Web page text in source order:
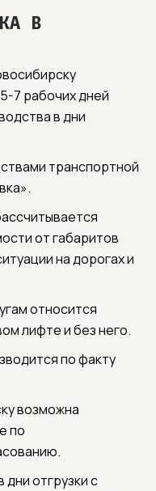
В
7 рабочих дней
в дни
транспортной
от габаритов
на дорогах и
относится
лифте и без него.
по факту
возможна
по
отгрузки с